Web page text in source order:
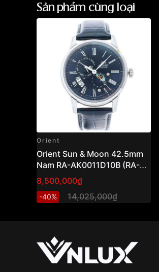
Sản phẩm cùng loại
Orient
Orient Sun & Moon 42.5mm
Nam RA-AK0011D10B (RA-
AK0011D30B)
8,500,000₫
-40% 14,025,000₫